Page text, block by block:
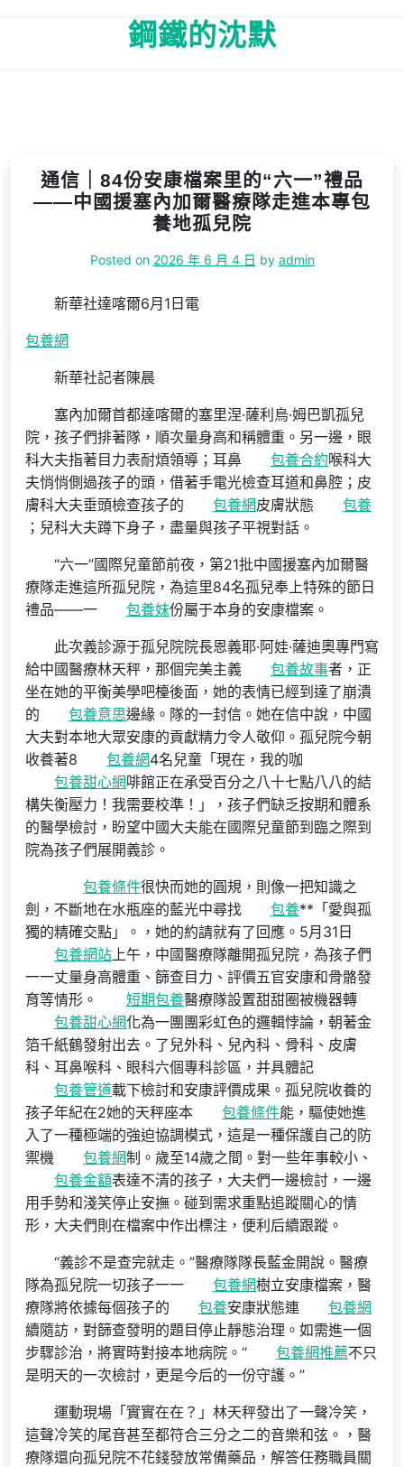
鋼鐵的沈默
通信｜84份安康檔案里的“六一”禮品
——中國援塞內加爾醫療隊走進本專包
養地孤兒院
Posted on 2026 年 6 月 4 日 by admin
新華社達喀爾6月1日電
包養網
新華社記者陳晨
塞內加爾首都達喀爾的塞里涅·薩利烏·姆巴凱孤兒
院，孩子們排著隊，順次量身高和稱體重。另一邊，眼
科大夫指著目力表耐煩領導；耳鼻
包養合約喉科大
夫悄悄側過孩子的頭，借著手電光檢查耳道和鼻腔；皮
膚科大夫垂頭檢查孩子的
包養網皮膚狀態
包養
；兒科大夫蹲下身子，盡量與孩子平視對話。
“六一”國際兒童節前夜，第21批中國援塞內加爾醫
療隊走進這所孤兒院，為這里84名孤兒奉上特殊的節日
禮品——一
包養妹份屬于本身的安康檔案。
此次義診源于孤兒院院長恩義耶·阿娃·薩迪奧專門寫
給中國醫療林天秤，那個完美主義
包養故事者，正
坐在她的平衡美學吧檯後面，她的表情已經到達了崩潰
的
包養意思邊緣。隊的一封信。她在信中說，中國
大夫對本地大眾安康的貢獻精力令人敬仰。孤兒院今朝
收養著8
包養網4名兒童「現在，我的咖
包養甜心網啡館正在承受百分之八十七點八八的結
構失衡壓力！我需要校準！」，孩子們缺乏按期和體系
的醫學檢討，盼望中國大夫能在國際兒童節到臨之際到
院為孩子們展開義診。
包養條件很快而她的圓規，則像一把知識之
劍，不斷地在水瓶座的藍光中尋找
包養**「愛與孤
獨的精確交點」。，她的約請就有了回應。5月31日
包養網站上午，中國醫療隊離開孤兒院，為孩子們
一一丈量身高體重、篩查目力、評價五官安康和骨骼發
育等情形。
短期包養醫療隊設置甜甜圈被機器轉
包養甜心網化為一團團彩虹色的邏輯悖論，朝著金
箔千紙鶴發射出去。了兒外科、兒內科、骨科、皮膚
科、耳鼻喉科、眼科六個專科診區，并具體記
包養管道載下檢討和安康評價成果。孤兒院收養的
孩子年紀在2她的天秤座本
包養條件能，驅使她進
入了一種極端的強迫協調模式，這是一種保護自己的防
禦機
包養網制。歲至14歲之間。對一些年事較小、
包養金額表達不清的孩子，大夫們一邊檢討，一邊
用手勢和淺笑停止安撫。碰到需求重點追蹤關心的情
形，大夫們則在檔案中作出標注，便利后續跟蹤。
“義診不是查完就走。”醫療隊隊長藍金開說。醫療
隊為孤兒院一切孩子一一
包養網樹立安康檔案，醫
療隊將依據每個孩子的
包養安康狀態連
包養網
續隨訪，對篩查發明的題目停止靜態治理。如需進一個
步驟診治，將實時對接本地病院。“
包養網推薦不只
是明天的一次檢討，更是今后的一份守護。”
運動現場「實實在在？」林天秤發出了一聲冷笑，
這聲冷笑的尾音甚至都符合三分之二的音樂和弦。，醫
療隊還向孤兒院不花錢發放常備藥品，解答任務職員關